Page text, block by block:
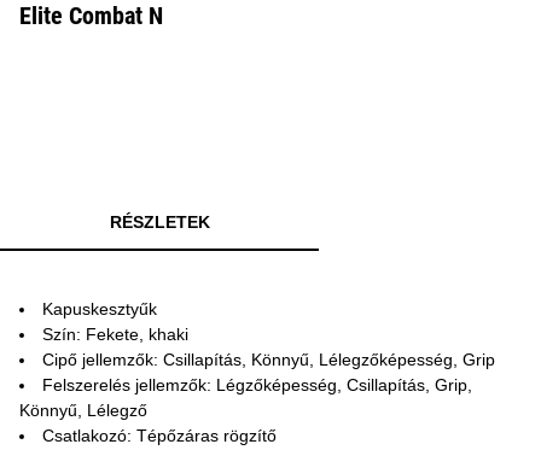
Elite Combat N
RÉSZLETEK
Kapuskesztyűk
Szín: Fekete, khaki
Cipő jellemzők: Csillapítás, Könnyű, Lélegzőképesség, Grip
Felszerelés jellemzők: Légzőképesség, Csillapítás, Grip,
Könnyű, Lélegző
Csatlakozó: Tépőzáras rögzítő